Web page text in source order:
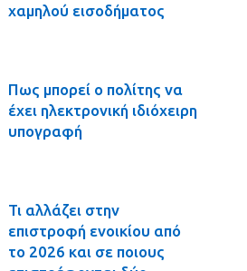
χαμηλού εισοδήματος
Πως μπορεί ο πολίτης να
έχει ηλεκτρονική ιδιόχειρη
υπογραφή
Τι αλλάζει στην
επιστροφή ενοικίου από
το 2026 και σε ποιους